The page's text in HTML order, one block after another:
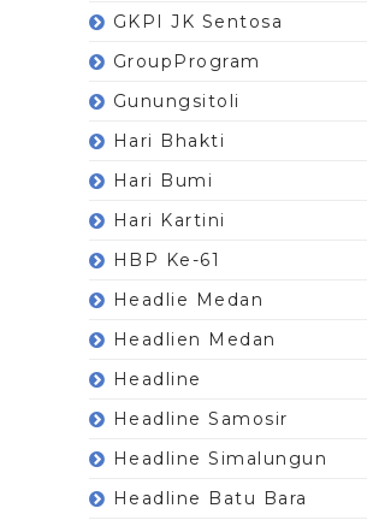
GKPI JK Sentosa
GroupProgram
Gunungsitoli
Hari Bhakti
Hari Bumi
Hari Kartini
HBP Ke-61
Headlie Medan
Headlien Medan
Headline
Headline Samosir
Headline Simalungun
Headline Batu Bara